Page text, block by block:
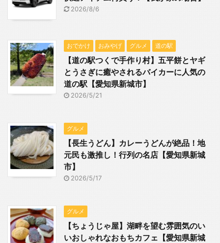
2026/8/6
おでかけ おみやげ グルメ 道の駅
【道の駅つくで手作り村】五平餅とヤギ
とうさぎに癒やされるバイカーに人気の
道の駅【愛知県新城市】
2026/5/21
グルメ
【長生うどん】カレーうどんが絶品！地
元民も激推し！行列の名店【愛知県新城
市】
2026/5/17
グルメ
【ちょうじゃ屋】湖畔を望む雰囲気のい
いおしゃれなおもちカフェ【愛知県新城